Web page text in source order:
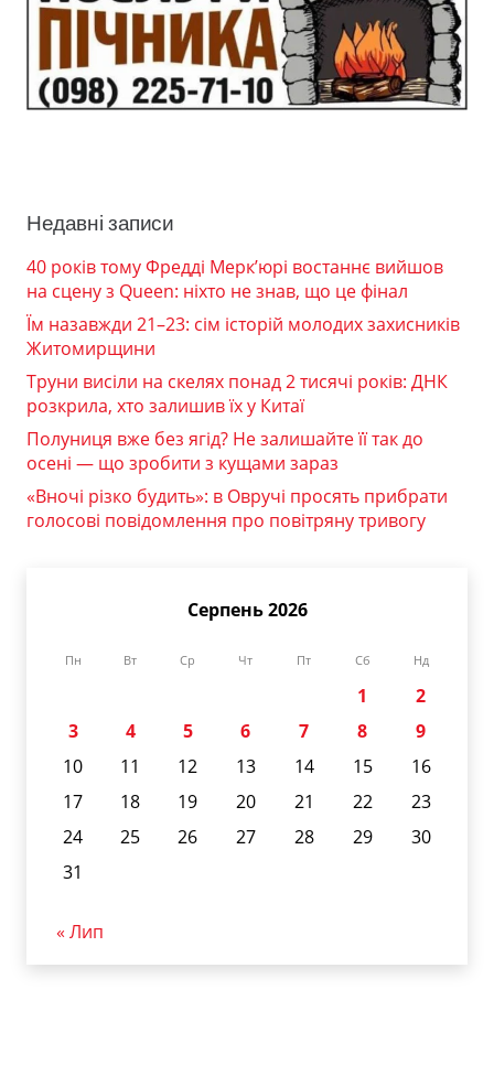
Недавні записи
40 років тому Фредді Мерк’юрі востаннє вийшов
на сцену з Queen: ніхто не знав, що це фінал
Їм назавжди 21–23: сім історій молодих захисників
Житомирщини
Труни висіли на скелях понад 2 тисячі років: ДНК
розкрила, хто залишив їх у Китаї
Полуниця вже без ягід? Не залишайте її так до
осені — що зробити з кущами зараз
«Вночі різко будить»: в Овручі просять прибрати
голосові повідомлення про повітряну тривогу
Серпень 2026
Пн Вт Ср Чт Пт Сб Нд
1
2
3
4 5 6 7 8
9
10
11 12 13 14 15
16
17
18 19 20 21 22
23
24
25 26 27 28 29
30
31
« Лип